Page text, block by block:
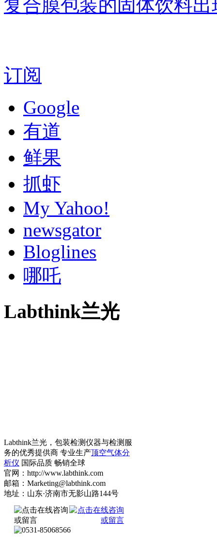
复合膜包装的固体饮料
订阅
Google
有道
鲜果
抓虾
My Yahoo!
newsgator
Bloglines
哪吒
Labthink兰光
Labthink兰光，包装检测仪器与检测服
务的优秀提供商 专业生产顶空气体分
析仪 国际品质 畅销全球
官网：http://www.labthink.com
邮箱：Marketing@labthink.com
地址：山东·济南市无影山路144号